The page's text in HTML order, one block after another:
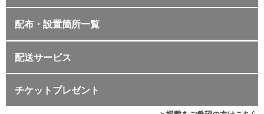
配布・設置箇所一覧
配送サービス
チケットプレゼント